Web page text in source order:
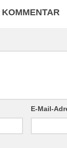
E-Mail-